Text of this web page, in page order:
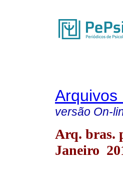
Arquivos
versão On-
Arq. bras.
Janeiro